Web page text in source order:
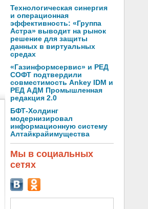
Технологическая синергия
и операционная
эффективность: «Группа
Астра» выводит на рынок
решение для защиты
данных в виртуальных
средах
«Газинформсервис» и РЕД
СОФТ подтвердили
совместимость Ankey IDM и
РЕД АДМ Промышленная
редакция 2.0
БФТ-Холдинг
модернизировал
информационную систему
Алтайкрайимущества
Мы в социальных
сетях